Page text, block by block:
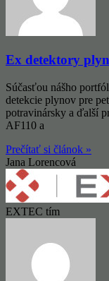
Ex detektory
Súčasťou nášho
detekcie plynov pre
potravinársky a ďalší
AF110 a
Prečítať si článok »
Jana Lorencová
EXTEC tím